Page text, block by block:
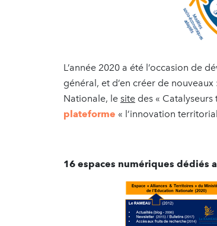
L’année 2020 a été l’occasion de
général, et d’en créer de nouveaux :
Nationale, le site des «
plateforme « l’innovation
16 espaces numériques dédiés